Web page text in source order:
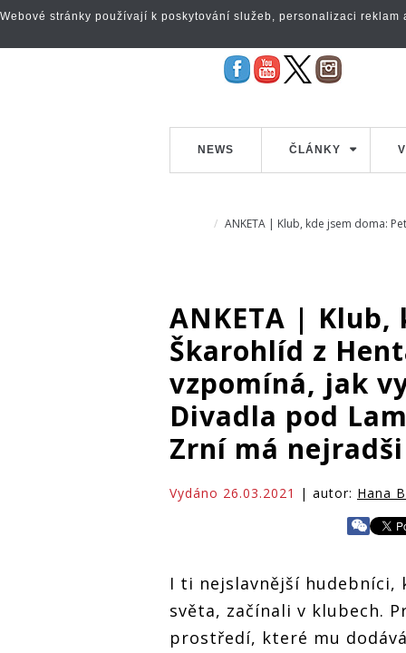
NEWS ČLÁNKY
ANKETA | Klub, kde jsem doma:
ANKETA | Klub,
Škarohlíd z
vzpomíná, jak
Divadla pod
Zrní má
Vydáno 26.03.2021 | autor: Hana
I ti nejslavnější hudebníci,
světa, začínali v klubech.
prostředí, které mu
Webové stránky používají k poskytování služeb, personalizaci